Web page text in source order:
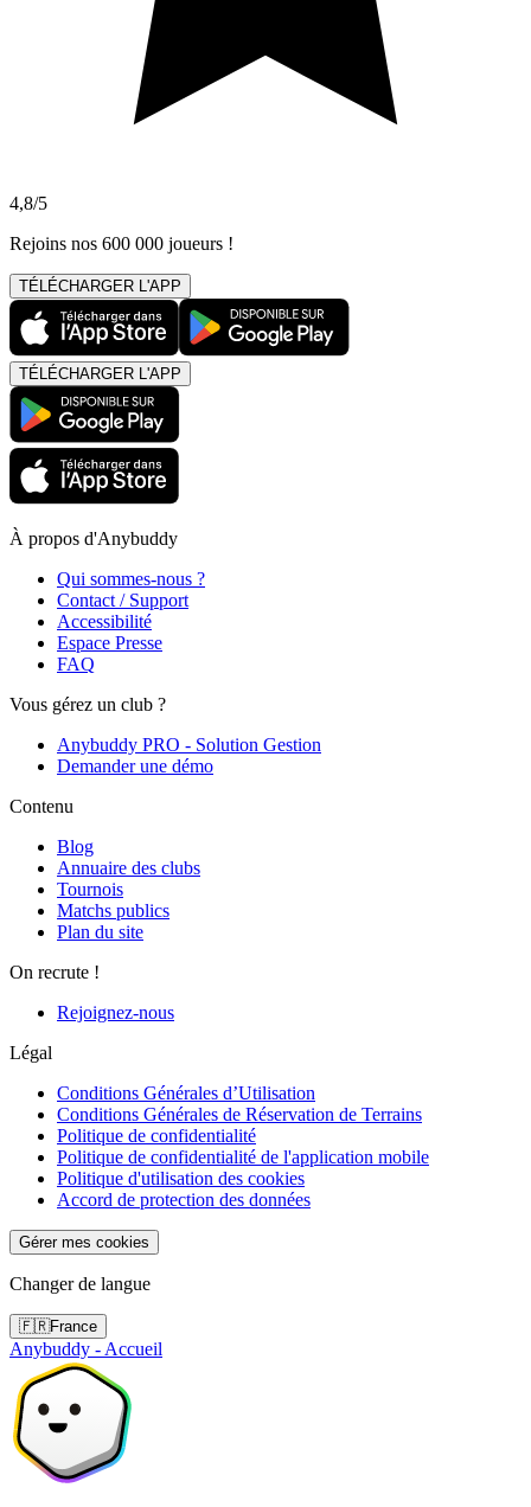
4,8/5
Rejoins nos 600 000 joueurs !
TÉLÉCHARGER L'APP
TÉLÉCHARGER L'APP
À propos d'Anybuddy
Qui sommes-nous ?
Contact / Support
Accessibilité
Espace Presse
FAQ
Vous gérez un club ?
Anybuddy PRO - Solution Gestion
Demander une démo
Contenu
Blog
Annuaire des clubs
Tournois
Matchs publics
Plan du site
On recrute !
Rejoignez-nous
Légal
Conditions Générales d’Utilisation
Conditions Générales de Réservation de Terrains
Politique de confidentialité
Politique de confidentialité de l'application mobile
Politique d'utilisation des cookies
Accord de protection des données
Gérer mes cookies
Changer de langue
🇫🇷France
Anybuddy - Accueil